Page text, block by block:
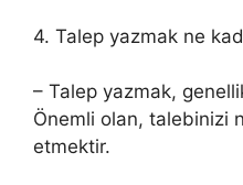
4. Talep yazmak ne
– Talep yazmak,
Önemli olan, talebinizi
etmektir.